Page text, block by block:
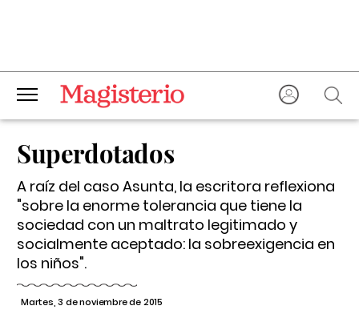
Superdotados
A raíz del caso Asunta, la escritora reflexiona
"sobre la enorme tolerancia que tiene la
sociedad con un maltrato legitimado y
socialmente aceptado: la sobreexigencia en
los niños".
Martes, 3 de noviembre de 2015